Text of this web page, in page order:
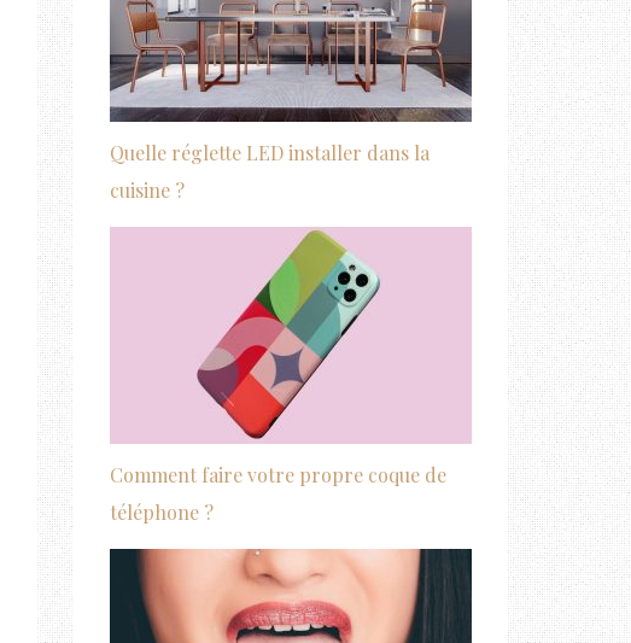
Quelle réglette LED installer dans la
cuisine ?
Comment faire votre propre coque de
téléphone ?